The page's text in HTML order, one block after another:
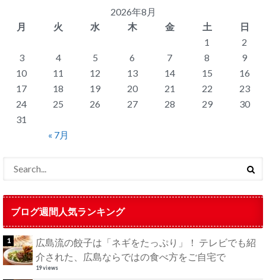
2026年8月
月
火 水 木 金 土 日
« 7月
1
2
3
4 5 6 7 8
9
10
11 12 13 14 15
16
17
18 19 20 21 22
23
24
25 26 27 28 29
30
31
ブログ週間人気ランキング
広島流の餃子は「ネギをたっぷり」！ テレビでも紹
介された、広島ならではの食べ方をご自宅で
19 views